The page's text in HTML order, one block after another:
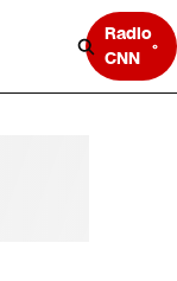
Radio
CNN